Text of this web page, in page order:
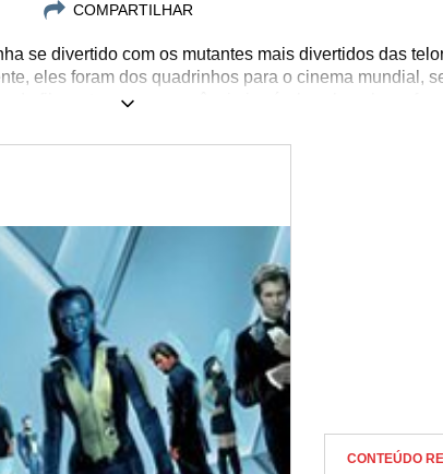
COMPARTILHAR
se divertido com os mutantes mais divertidos das
eles foram dos quadrinhos para o cinema mundial,
de filmes traz uma sequência incrível e, claro, boas
das aventuras dos incomparáveis X-Men!
CONTEÚDO